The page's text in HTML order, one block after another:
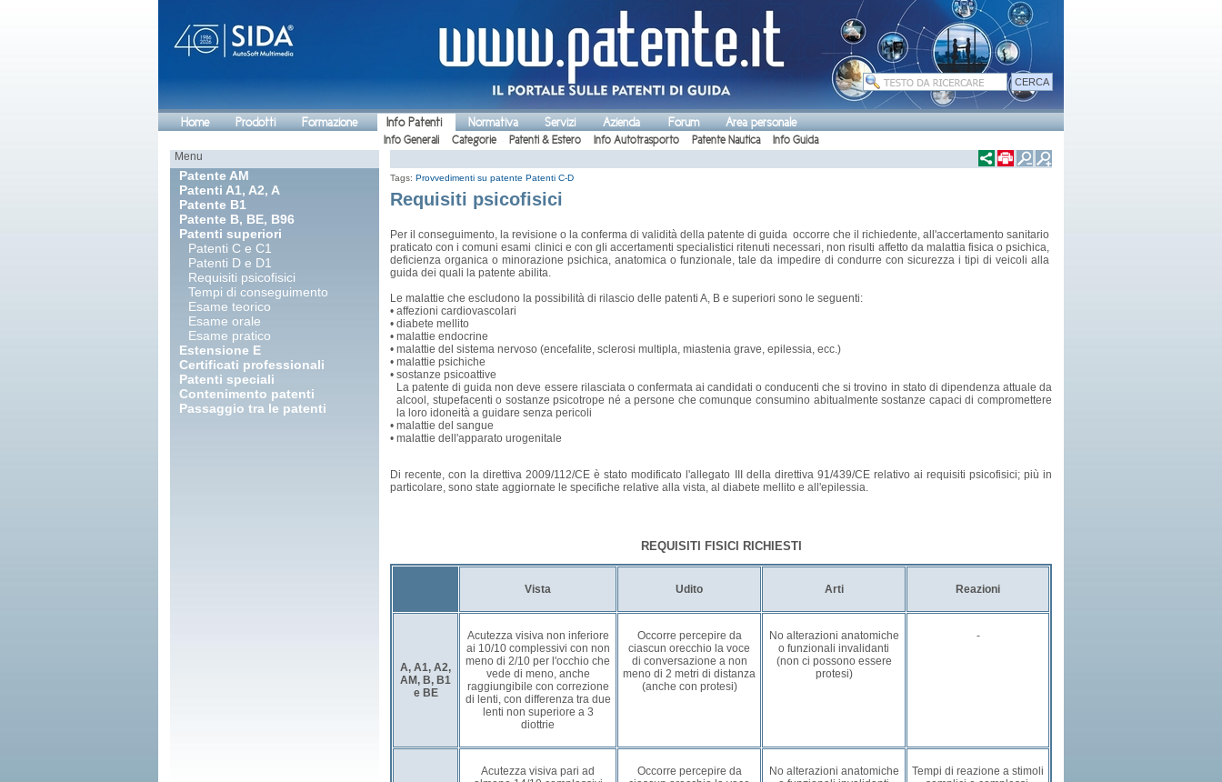
Home Prodotti Formazione Info Patenti Normativa Servizi Azienda Forum Area personale
Info Generali Categorie Patenti & Estero Info Autotrasporto Patente Nautica
Info Guida
Menu
Patente AM
Patenti A1, A2, A
Patente B1
Patente B, BE, B96
Patenti superiori
Patenti C e C1
Patenti D e D1
Requisiti psicofisici
Tempi di conseguimento
Esame teorico
Esame orale
Esame pratico
Estensione E
Certificati professionali
Patenti speciali
Contenimento patenti
Passaggio tra le patenti
Tags: Provvedimenti su patente Patenti C-D
Requisiti psicofisici
Per il conseguimento, la revisione o la conferma di validità della patente di guida occorre che il richiedente, all'accertamento sanitario
praticato con i comuni esami clinici e con gli accertamenti specialistici ritenuti necessari, non risulti affetto da malattia fisica o psichica,
deficienza organica o minorazione psichica, anatomica o funzionale, tale da impedire di condurre con sicurezza i tipi di veicoli alla
guida dei quali la patente abilita.
Le malattie che escludono la possibilità di rilascio delle patenti A, B e superiori sono le seguenti:
• affezioni cardiovascolari
• diabete mellito
• malattie endocrine
• malattie del sistema nervoso (encefalite, sclerosi multipla, miastenia grave, epilessia, ecc.)
• malattie psichiche
• sostanze psicoattive
La patente di guida non deve essere rilasciata o confermata ai candidati o conducenti che si trovino in stato di dipendenza attuale da
alcool, stupefacenti o sostanze psicotrope né a persone che comunque consumino abitualmente sostanze capaci di compromettere
la loro idoneità a guidare senza pericoli
• malattie del sangue
• malattie dell'apparato urogenitale
Di recente, con la direttiva 2009/112/CE è stato modificato l'allegato III della direttiva 91/439/CE relativo ai requisiti psicofisici; più in
particolare, sono state aggiornate le specifiche relative alla vista, al diabete mellito e all'epilessia.
REQUISITI FISICI RICHIESTI
Vista Udito Arti Reazioni
A, A1, A2,
AM, B, B1
e BE
Acutezza visiva non inferiore
ai 10/10 complessivi con non
meno di 2/10 per l'occhio che
vede di meno, anche
raggiungibile con correzione
di lenti, con differenza tra due
lenti non superiore a 3
diottrie
Occorre percepire da
ciascun orecchio la voce
di conversazione a non
meno di 2 metri di distanza
(anche con protesi)
No alterazioni anatomiche
o funzionali invalidanti
(non ci possono essere
protesi)
-
Acutezza visiva pari ad
Occorre percepire da
No alterazioni anatomiche
Tempi di reazione a stimoli